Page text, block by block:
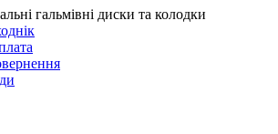
гальмівні диски та колодки